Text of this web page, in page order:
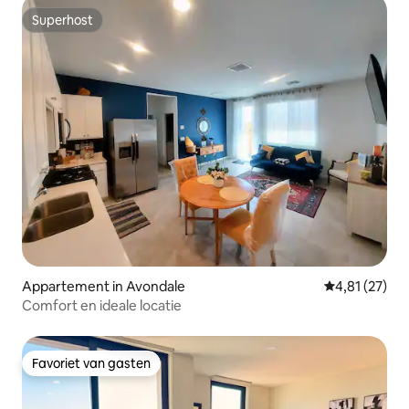
Superhost
Superhost
Appartement in Avondale Gemiddelde
4,81 (27)
Comfort en ideale locatie
Favoriet van gasten
Favoriet van gasten